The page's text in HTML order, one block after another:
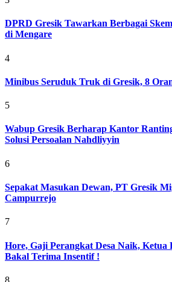
DPRD Gresik Tawarkan Berbagai
di Mengare
4
Minibus Seruduk Truk di Gresik, 8
5
Wabup Gresik Berharap Kantor
Solusi Persoalan Nahdliyyin
6
Sepakat Masukan Dewan, PT Gresik
Campurrejo
7
Hore, Gaji Perangkat Desa Naik, Ketua
Bakal Terima Insentif !
8